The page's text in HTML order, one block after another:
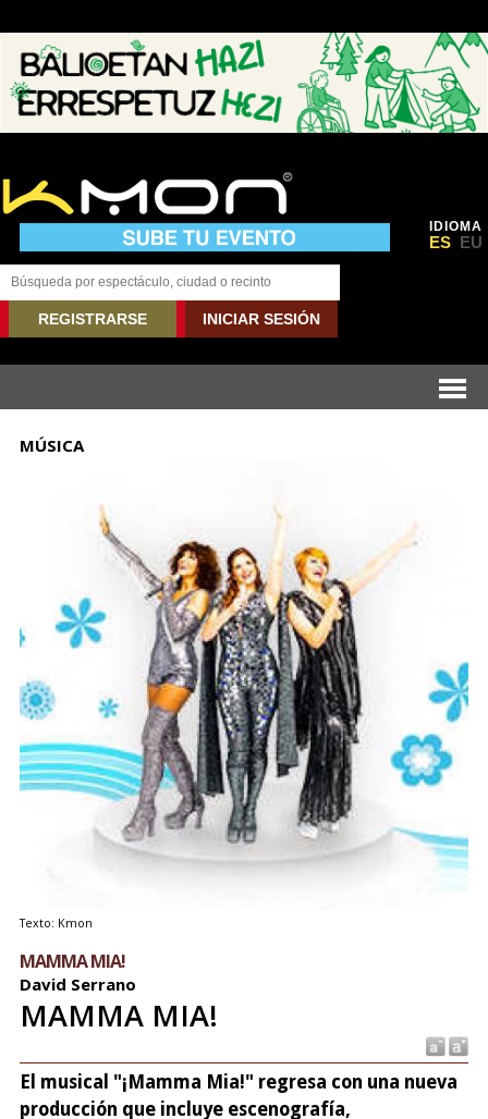
IDIOMA
ES EU
REGISTRARSE INICIAR SESIÓN
MÚSICA
Texto: Kmon
MAMMA MIA!
David Serrano
MAMMA MIA!
El musical "¡Mamma Mia!" regresa con una nueva
producción que incluye escenografía,